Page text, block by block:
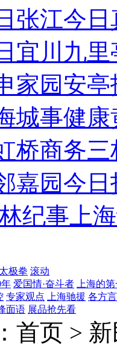
张江今日
宜川 九里
家园安亭
城事健康
桥商务三
嘉园今日
纪事 上
太极拳 滚动
爱国情·奋斗者
上海的
专家观点 上海驰援 各方
面语 展品抢先看
首页 >